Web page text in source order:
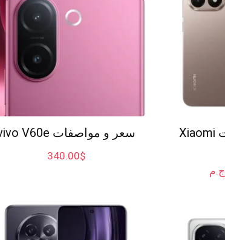
سعر و مواصفات Xiaomi
ج.م
سعر و مواصفات vivo V60e
$
340.00